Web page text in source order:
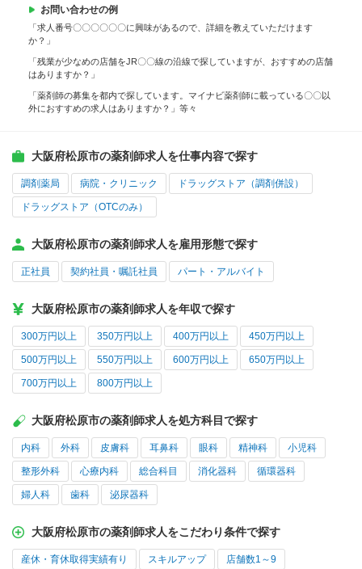
お問い合わせの例
「求人番号〇〇〇〇〇〇に興味があるので、詳細を教えていただけます
か？」
「残業が少なめの店舗をJR〇〇線の沿線で探していますが、おすすめの店舗
はありますか？」
「薬剤師の募集を都内で探しています。マイナビ薬剤師に載っている〇〇以
外におすすめの求人はありますか？」等々
大阪府松原市の薬剤師求人を仕事内容で探す
調剤薬局 病院・クリニック ドラッグストア（調剤併設）
ドラッグストア（OTCのみ）
大阪府松原市の薬剤師求人を雇用形態で探す
正社員 契約社員・嘱託社員 パート・アルバイト
大阪府松原市の薬剤師求人を年収で探す
300万円以上 350万円以上 400万円以上 450万円以上
500万円以上 550万円以上 600万円以上 650万円以上
700万円以上 800万円以上
大阪府松原市の薬剤師求人を処方科目で探す
内科 外科 皮膚科 耳鼻科 眼科 精神科 小児科
整形外科 心療内科 総合科目 消化器科 循環器科
婦人科 歯科 泌尿器科
大阪府松原市の薬剤師求人をこだわり条件で探す
産休・育休取得実績有り スキルアップ 店舗数1～9